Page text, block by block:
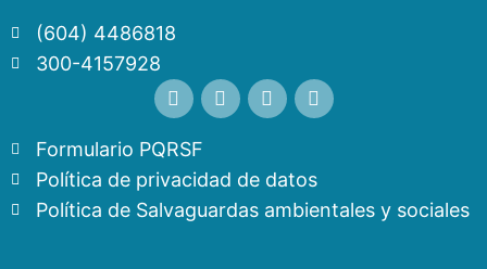
(604) 4486818
300-4157928
Formulario PQRSF
Política de privacidad de datos
Política de Salvaguardas ambientales y sociales